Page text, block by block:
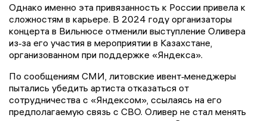
Однако именно эта привязанность к России привела к
сложностям в карьере. В 2024 году организаторы
концерта в Вильнюсе отменили выступление Оливера
из‑за его участия в мероприятии в Казахстане,
организованном при поддержке «Яндекса».
По сообщениям СМИ, литовские ивент‑менеджеры
пытались убедить артиста отказаться от
сотрудничества с «Яндексом», ссылаясь на его
предполагаемую связь с СВО. Оливер не стал менять